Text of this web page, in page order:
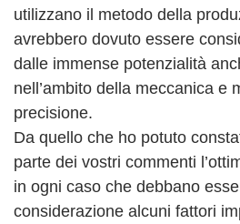
utilizzano il metodo della
avrebbero dovuto essere
dalle immense potenzialità
nell’ambito della meccanica e
precisione.
Da quello che ho potuto
parte dei vostri commenti
in ogni caso che debbano
considerazione alcuni fattori